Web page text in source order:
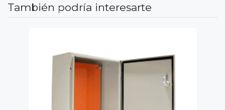
También podría interesarte